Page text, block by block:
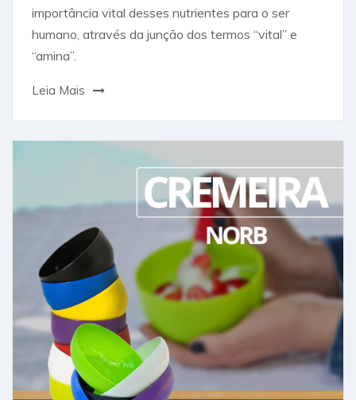
importância vital desses nutrientes para o ser
humano, através da junção dos termos “vital” e
“amina”.
Leia Mais